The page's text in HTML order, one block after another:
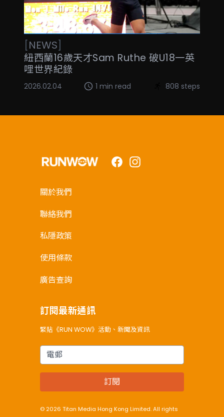
[NEWS]
紐西蘭16歲天才Sam Ruthe 破U18一英
哩世界紀錄
2026.02.04 1 min read 808 steps
FacebookInstagram
關於我們
聯絡我們
私隱政策
使用條款
廣告查詢
訂閱最新通訊
緊貼《RUN WOW》活動、新聞及資訊
電郵
訂閱
© 2026 Titan Media Hong Kong Limited. All rights